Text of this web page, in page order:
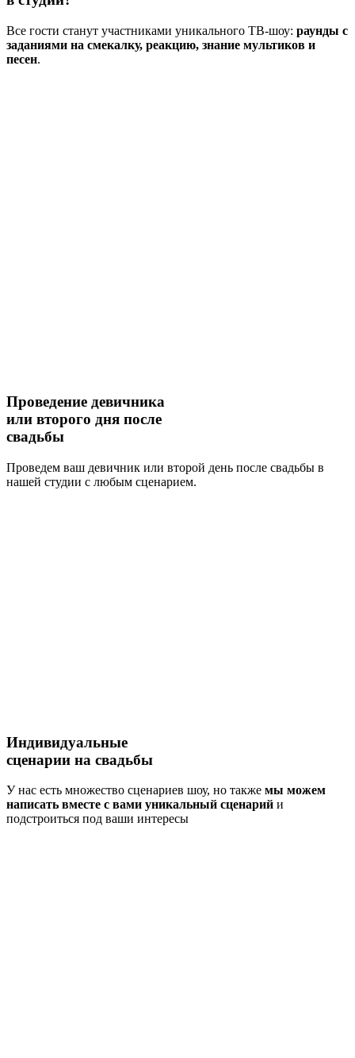
Все гости станут участниками уникального ТВ-шоу: раунды с
заданиями на смекалку, реакцию, знание мультиков и
песен.
Проведение девичника
или второго дня после
свадьбы
Проведем ваш девичник или второй день после свадьбы в
нашей студии с любым сценарием.
Индивидуальные
сценарии на свадьбы
У нас есть множество сценариев шоу, но также мы можем
написать вместе с вами уникальный сценарий и
подстроиться под ваши интересы